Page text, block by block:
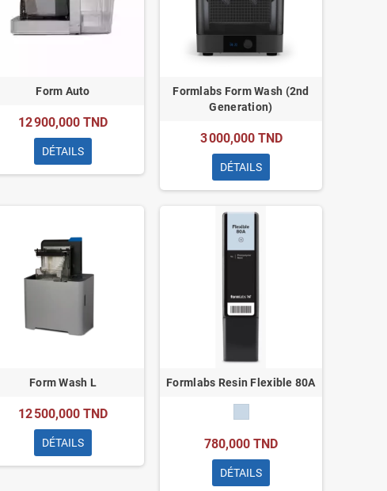
Form Auto
12 900,000 TND
DÉTAILS
Formlabs Form Wash (2nd
Generation)
3 000,000 TND
DÉTAILS
Form Wash L
12 500,000 TND
DÉTAILS
Formlabs Resin Flexible 80A
780,000 TND
DÉTAILS